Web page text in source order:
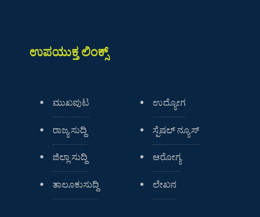
ಉಪಯುಕ್ತ ಲಿಂಕ್ಸ್
ಮುಖಪುಟ
ರಾಜ್ಯ ಸುದ್ದಿ
ಜಿಲ್ಲಾ ಸುದ್ದಿ
ತಾಲೂಕುಸುದ್ದಿ
ಉದ್ಯೋಗ
ಸ್ಪೆಷಲ್ ನ್ಯೂಸ್
ಆರೋಗ್ಯ
ಲೇಖನ